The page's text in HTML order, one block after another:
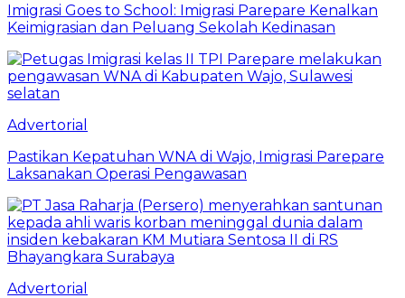
Imigrasi Goes to School: Imigrasi Parepare Kenalkan
Keimigrasian dan Peluang Sekolah Kedinasan
Advertorial
Pastikan Kepatuhan WNA di Wajo, Imigrasi Parepare
Laksanakan Operasi Pengawasan
Advertorial